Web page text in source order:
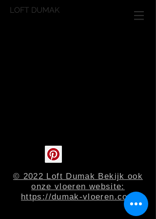
LOFT DUMAK
© 2022 Loft Dumak Bekijk ook
onze vloeren website:
https://dumak-vloeren.com